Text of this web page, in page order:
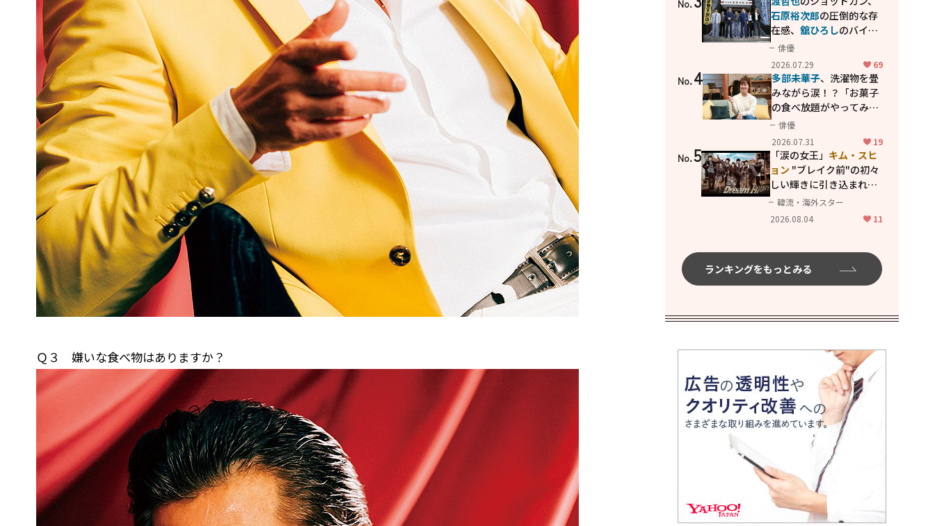
Ｑ３ 嫌いな食べ物はありますか？
No.
石原裕次郎の圧倒的な存
在感、舘ひろしのバイク
アクション！"大門軍
団"のカッコよさが詰まっ
た「西部警察 PART-II」
俳優
2026.07.29
69
No.4 多部未華子、洗濯物を畳
みながら涙！？「お菓子
の食べ放題がやってみた
い」ハンディファン4台の
暑さ対策も明かす
俳優
2026.07.31
19
No.5 「涙の女王」 キム・スヒ
ョン "ブレイク前"の初々
しい輝きに引き込まれ
る...2PM テギョン
共演の青春名作「ドリー
韓流・海外スター
2026.08.04
11
ランキングをもっとみる